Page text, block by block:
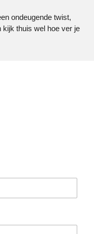
ondeugende twist,
kijk thuis wel hoe ver je